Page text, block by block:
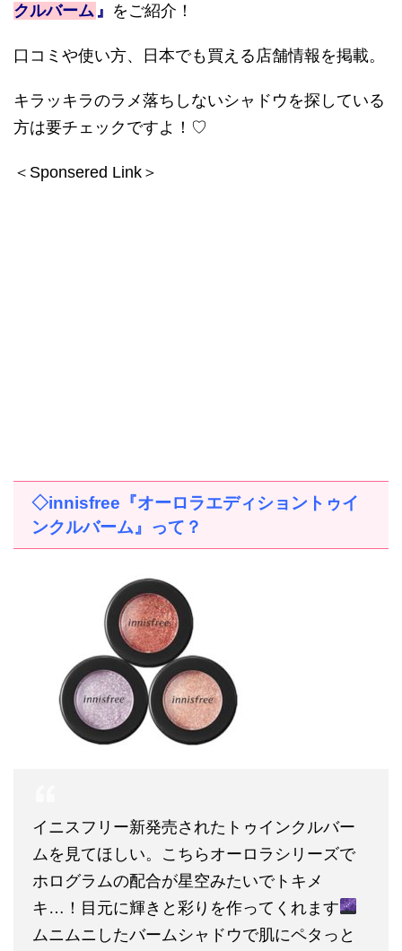
クルバーム 』 をご紹介！
口コミや使い方、日本でも買える店舗情報を掲載。
キラッキラのラメ落ちしないシャドウを探している
方は要チェックですよ！ ♡
＜Sponsered Link＞
◇innisfree 『オーロラエディショントゥイ
ンクルバーム』って？
イニスフリー新発売されたトゥインクルバー
ムを見てほしい。こちらオーロラシリーズで
ホログラムの配合が星空みたいでトキメ
キ…！目元に輝きと彩りを作ってくれます
ムニムニしたバームシャドウで肌にペタっと